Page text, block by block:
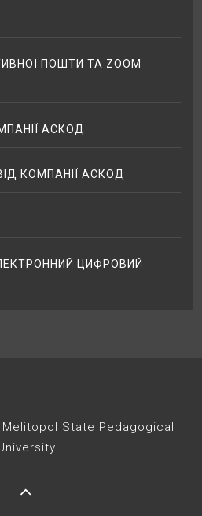
ПОШТИ ТА ZOOM
АСКОД
КОМПАНІЇ АСКОД
ЦИФРОВИЙ
Melitopol State Pedagogical